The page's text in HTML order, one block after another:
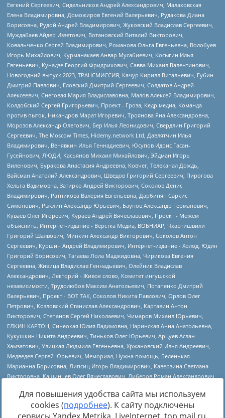
Для повышения удобства сайта мы используем
cookies (подробнее). К сайту подключены